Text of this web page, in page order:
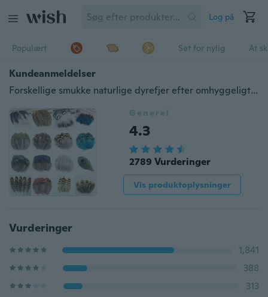
Log på
Populært Set for nylig At
Kundeanmeldelser
Forskellige smukke naturlige dyrefjer efter omhyggeligt udvalgt til jul Festlig udsmykning & DIY håndværk Bogmærker & ser samling.
Generel
4.3
2789 Vurderinger
Vis produktoplysninger
Vurderinger
1,841
388
313